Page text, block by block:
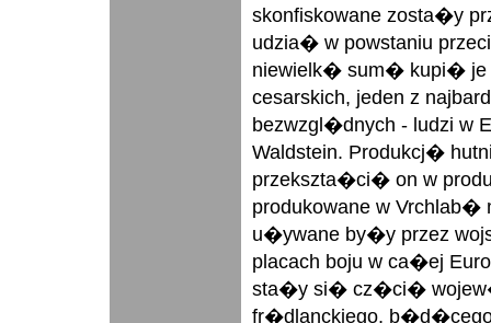
skonfiskowane zosta�y
udzia� w powstaniu
niewielk� sum� kupi� je
cesarskich, jeden z
bezwzgl�dnych - ludzi w
Waldstein. Produkcj�
przekszta�ci� on w
produkowane w Vrchlab�
u�ywane by�y przez
placach boju w ca�ej
sta�y si� cz�ci�
fr�dlanckiego, b�d�cego